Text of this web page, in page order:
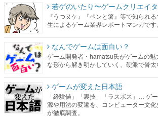
若ゲのいたり〜ゲームクリエイ
『うつヌケ』『ペンと箸』等で知られ
生によるゲーム業界レポートマンガです。
なんでゲームは面白い？
ゲーム開発者・hamatsu氏がゲームの
な形から解き明かしていく、硬派で骨太
ゲームが変えた日本語
「経験値」「裏技」「ラスボス」… ゲ
源や用法の変遷を、コンピューター文
が徹底調査。